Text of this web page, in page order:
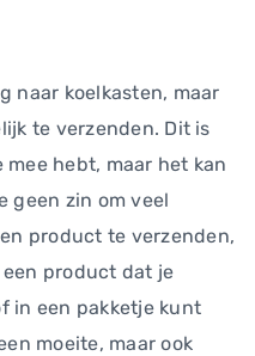
naar koelkasten, maar
te verzenden. Dit is
hebt, maar het kan
geen zin om veel
product te verzenden,
product dat je
in een pakketje kunt
moeite, maar ook